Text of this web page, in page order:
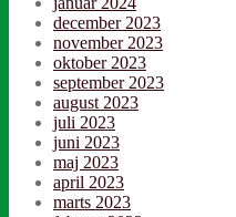
december 2023
november 2023
oktober 2023
september 2023
august 2023
juli 2023
juni 2023
maj 2023
april 2023
marts 2023